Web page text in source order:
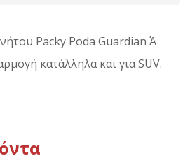
Packy Poda Guardian Ά
κατάλληλα και για SUV.